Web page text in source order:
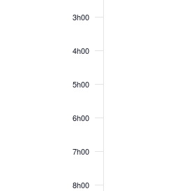
3h00
4h00
5h00
6h00
7h00
8h00